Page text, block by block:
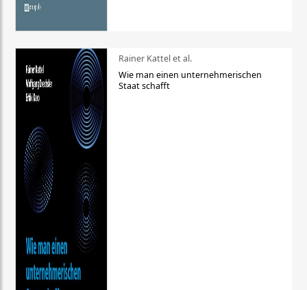
Rainer Kattel et al.
Wie man einen unternehmerischen
Staat schafft